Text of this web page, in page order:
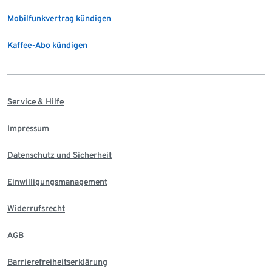
Mobilfunkvertrag kündigen
Kaffee-Abo kündigen
Service & Hilfe
Impressum
Datenschutz und Sicherheit
Einwilligungsmanagement
Widerrufsrecht
AGB
Barrierefreiheitserklärung